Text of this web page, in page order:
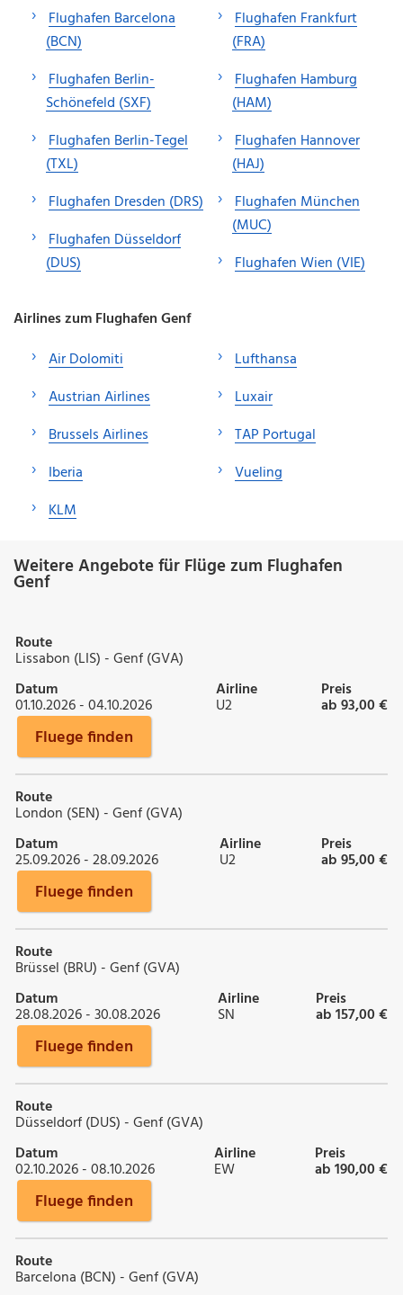
Flughafen Barcelona
(BCN)
Flughafen Berlin-
Schönefeld (SXF)
Flughafen Berlin-Tegel
(TXL)
Flughafen Dresden (DRS)
Flughafen Düsseldorf
(DUS)
Flughafen Frankfurt
(FRA)
Flughafen Hamburg
(HAM)
Flughafen Hannover
(HAJ)
Flughafen München
(MUC)
Flughafen Wien (VIE)
Airlines zum Flughafen Genf
Air Dolomiti
Austrian Airlines
Brussels Airlines
Iberia
KLM
Lufthansa
Luxair
TAP Portugal
Vueling
Weitere Angebote für Flüge zum Flughafen
Genf
Route
Lissabon (LIS) - Genf (GVA)
Datum
01.10.2026 - 04.10.2026
Airline
U2
Preis
ab 93,00 €
Fluege finden
Route
London (SEN) - Genf (GVA)
Datum
25.09.2026 - 28.09.2026
Airline
U2
Preis
ab 95,00 €
Fluege finden
Route
Brüssel (BRU) - Genf (GVA)
Datum
28.08.2026 - 30.08.2026
Airline
SN
Preis
ab 157,00 €
Fluege finden
Route
Düsseldorf (DUS) - Genf (GVA)
Datum
02.10.2026 - 08.10.2026
Airline
EW
Preis
ab 190,00 €
Fluege finden
Route
Barcelona (BCN) - Genf (GVA)